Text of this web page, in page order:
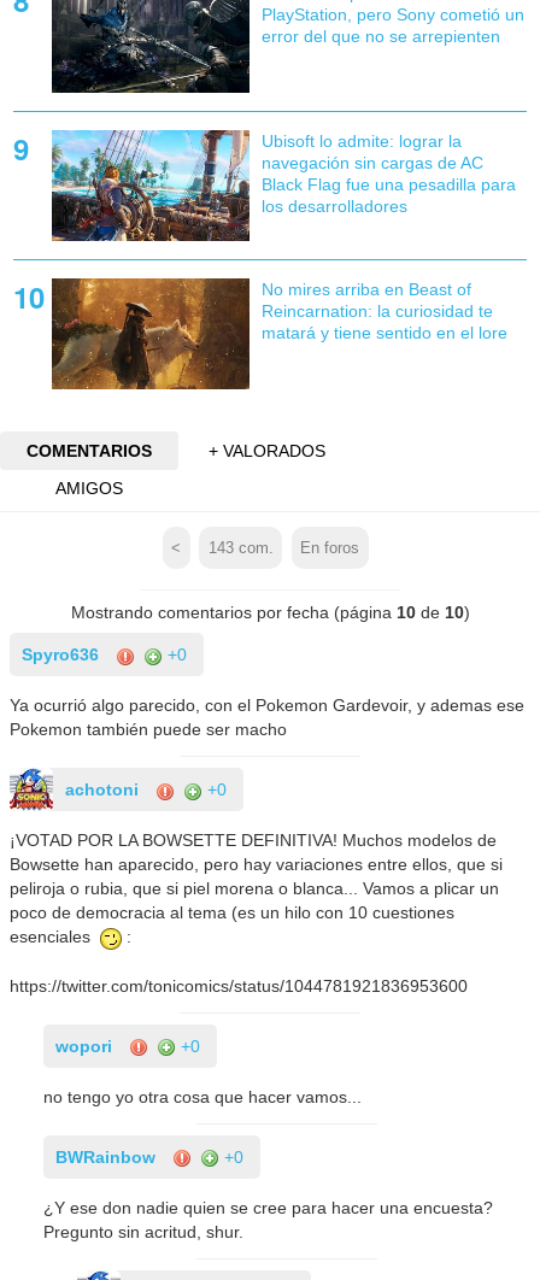
PlayStation, pero Sony cometió un
error del que no se arrepienten
Ubisoft lo admite: lograr la
navegación sin cargas de AC
Black Flag fue una pesadilla para
los desarrolladores
No mires arriba en Beast of
Reincarnation: la curiosidad te
matará y tiene sentido en el lore
COMENTARIOS
+ VALORADOS
AMIGOS
< 143com. En foros
Mostrando comentarios por fecha (página 10de 10)
Spyro636 +0
Ya ocurrió algo parecido, con el Pokemon Gardevoir, y ademas ese
Pokemon también puede ser macho
achotoni +0
¡VOTAD POR LA BOWSETTE DEFINITIVA! Muchos modelos de
Bowsette han aparecido, pero hay variaciones entre ellos, que si
peliroja o rubia, que si piel morena o blanca... Vamos a plicar un
poco de democracia al tema (es un hilo con 10 cuestiones
esenciales
:
https://twitter.com/tonicomics/status/1044781921836953600
wopori +0
no tengo yo otra cosa que hacer vamos...
BWRainbow +0
¿Y ese don nadie quien se cree para hacer una encuesta?
Pregunto sin acritud, shur.